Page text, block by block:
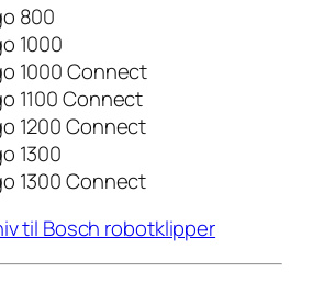
800
1000
1000 Connect
1100 Connect
1200 Connect
1300
1300 Connect
til Bosch robotklipper